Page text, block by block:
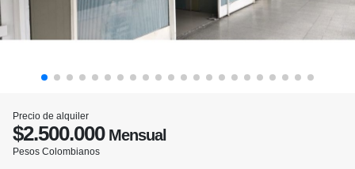
Precio de alquiler
$2.500.000Mensual
Pesos Colombianos